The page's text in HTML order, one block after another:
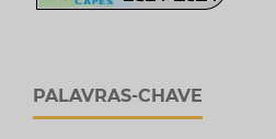
PALAVRAS-CHAVE